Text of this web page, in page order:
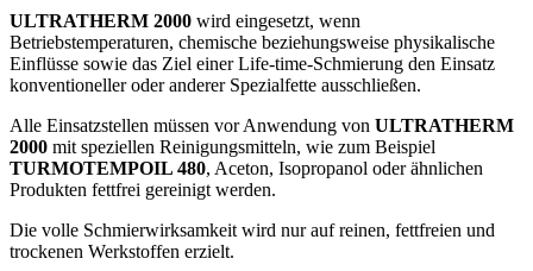
ULTRATHERM 2000 wird eingesetzt, wenn
Betriebstemperaturen, chemische beziehungsweise physikalische
Einflüsse sowie das Ziel einer Life-time-Schmierung den Einsatz
konventioneller oder anderer Spezialfette ausschließen.
Alle Einsatzstellen müssen vor Anwendung von ULTRATHERM
2000 mit speziellen Reinigungsmitteln, wie zum Beispiel
TURMOTEMPOIL 480, Aceton, Isopropanol oder ähnlichen
Produkten fettfrei gereinigt werden.
Die volle Schmierwirksamkeit wird nur auf reinen, fettfreien und
trockenen Werkstoffen erzielt.